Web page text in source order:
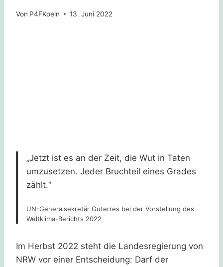
Von P4FKoeln 13. Juni 2022
„Jetzt ist es an der Zeit, die Wut in Taten
umzusetzen. Jeder Bruchteil eines Grades
zählt.“
UN-Generalsekretär Guterres bei der Vorstellung des
Weltklima-Berichts 2022
Im Herbst 2022 steht die Landesregierung von
NRW vor einer Entscheidung: Darf der